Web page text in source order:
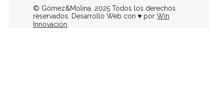
© Gómez&Molina. 2025 Todos los derechos
reservados. Desarrollo Web con ♥ por Win
Innovación